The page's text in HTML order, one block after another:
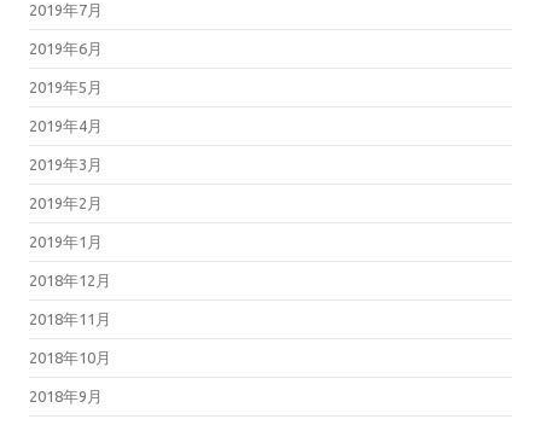
2019年7月
2019年6月
2019年5月
2019年4月
2019年3月
2019年2月
2019年1月
2018年12月
2018年11月
2018年10月
2018年9月